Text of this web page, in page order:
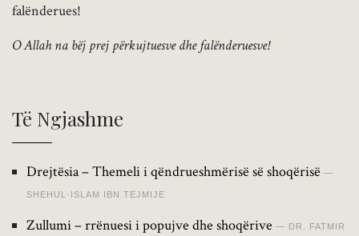
falënderues!
O Allah na bëj prej përkujtuesve dhe falënderuesve!
Të Ngjashme
Drejtësia – Themeli i qëndrueshmërisë së shoqërisë
SHEHUL-ISLAM IBN TEJMIJE
Zullumi – rrënuesi i popujve dhe shoqërive DR. FATMIR